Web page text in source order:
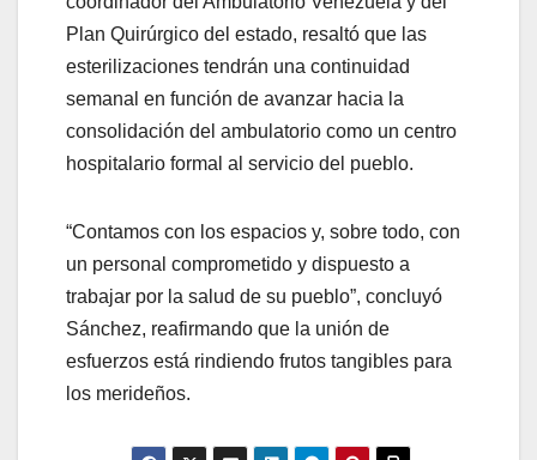
Plan Quirúrgico del estado, resaltó que las
esterilizaciones tendrán una continuidad
semanal en función de avanzar hacia la
consolidación del ambulatorio como un centro
hospitalario formal al servicio del pueblo.
“Contamos con los espacios y, sobre todo, con
un personal comprometido y dispuesto a
trabajar por la salud de su pueblo”, concluyó
Sánchez, reafirmando que la unión de
esfuerzos está rindiendo frutos tangibles para
los merideños.